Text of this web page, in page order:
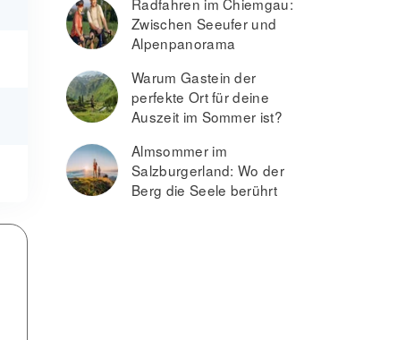
Zwischen Seeufer und
Alpenpanorama
Warum Gastein der
perfekte Ort für deine
Auszeit im Sommer ist?
Almsommer im
Salzburgerland: Wo der
Berg die Seele berührt